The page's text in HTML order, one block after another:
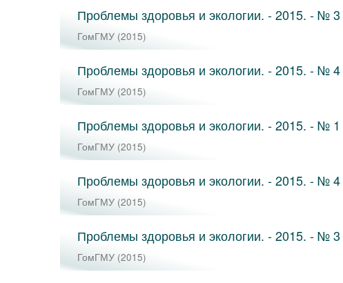
Проблемы здоровья и экологии. - 2015. - №
ГомГМУ (2015)
Проблемы здоровья и экологии. - 2015. - №
ГомГМУ (2015)
Проблемы здоровья и экологии. - 2015. - №
ГомГМУ (2015)
Проблемы здоровья и экологии. - 2015. - № 4
ГомГМУ (2015)
Проблемы здоровья и экологии. - 2015. - № 3
ГомГМУ (2015)